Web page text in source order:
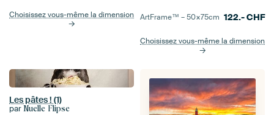
Choisissez vous-même la dimension ArtFrame™ –50×75cm 122.-CHF
Choisissez vous-même la dimension
Les pâtes ! (1)
par Nuelle Flipse